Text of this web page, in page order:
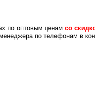
по оптовым ценам со
по телефонам в